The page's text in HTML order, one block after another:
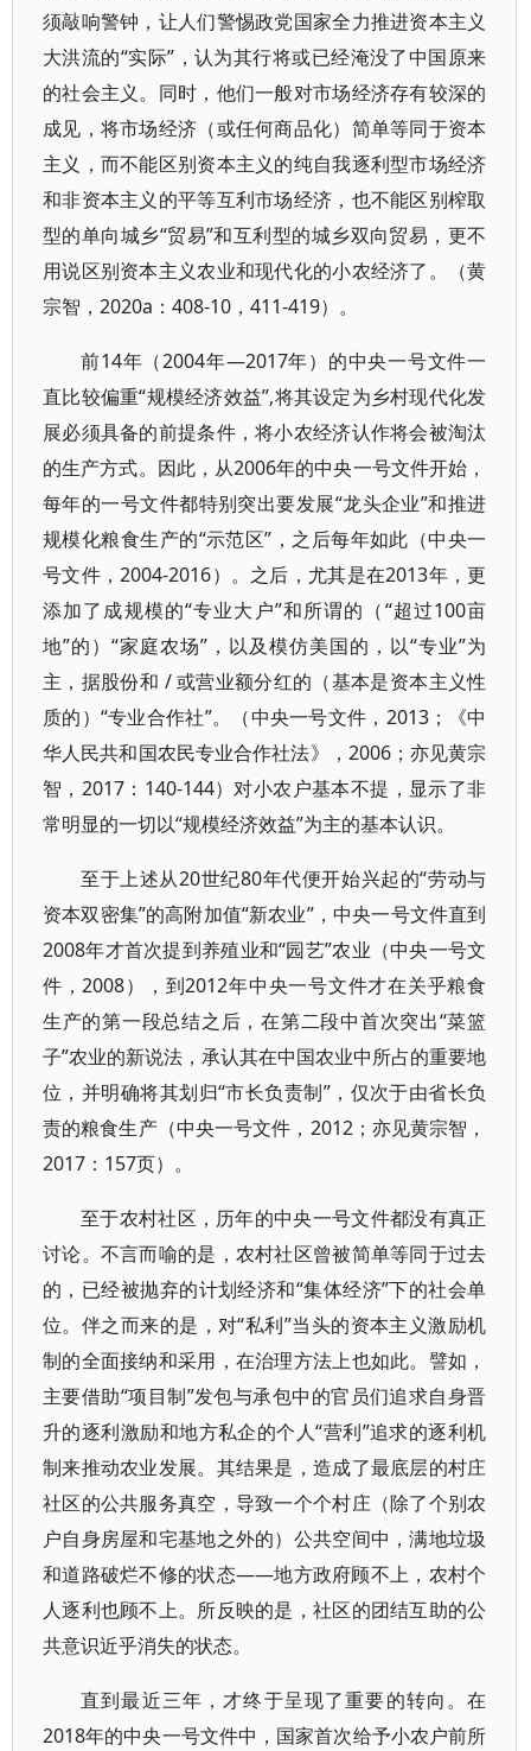
须敲响警钟，让人们警惕政党国家全力推进资本主义
大洪流的“实际”，认为其行将或已经淹没了中国原来
的社会主义。同时，他们一般对市场经济存有较深的
成见，将市场经济（或任何商品化）简单等同于资本
主义，而不能区别资本主义的纯自我逐利型市场经济
和非资本主义的平等互利市场经济，也不能区别榨取
型的单向城乡“贸易”和互利型的城乡双向贸易，更不
用说区别资本主义农业和现代化的小农经济了。（黄
宗智，2020a：408-10，411-419）。
前14年（2004年—2017年）的中央一号文件一
直比较偏重“规模经济效益”,将其设定为乡村现代化发
展必须具备的前提条件，将小农经济认作将会被淘汰
的生产方式。因此，从2006年的中央一号文件开始，
每年的一号文件都特别突出要发展“龙头企业”和推进
规模化粮食生产的“示范区”，之后每年如此（中央一
号文件，2004-2016）。之后，尤其是在2013年，更
添加了成规模的“专业大户”和所谓的（“超过100亩
地”的）“家庭农场”，以及模仿美国的，以“专业”为
主，据股份和 / 或营业额分红的（基本是资本主义性
质的）“专业合作社”。（中央一号文件，2013；《中
华人民共和国农民专业合作社法》，2006；亦见黄宗
智，2017：140-144）对小农户基本不提，显示了非
常明显的一切以“规模经济效益”为主的基本认识。
至于上述从20世纪80年代便开始兴起的“劳动与
资本双密集”的高附加值“新农业”，中央一号文件直到
2008年才首次提到养殖业和“园艺”农业（中央一号文
件，2008），到2012年中央一号文件才在关乎粮食
生产的第一段总结之后，在第二段中首次突出“菜篮
子”农业的新说法，承认其在中国农业中所占的重要地
位，并明确将其划归“市长负责制”，仅次于由省长负
责的粮食生产（中央一号文件，2012；亦见黄宗智，
2017：157页）。
至于农村社区，历年的中央一号文件都没有真正
讨论。不言而喻的是，农村社区曾被简单等同于过去
的，已经被抛弃的计划经济和“集体经济”下的社会单
位。伴之而来的是，对“私利”当头的资本主义激励机
制的全面接纳和采用，在治理方法上也如此。譬如，
主要借助“项目制”发包与承包中的官员们追求自身晋
升的逐利激励和地方私企的个人“营利”追求的逐利机
制来推动农业发展。其结果是，造成了最底层的村庄
社区的公共服务真空，导致一个个村庄（除了个别农
户自身房屋和宅基地之外的）公共空间中，满地垃圾
和道路破烂不修的状态——地方政府顾不上，农村个
人逐利也顾不上。所反映的是，社区的团结互助的公
共意识近乎消失的状态。
直到最近三年，才终于呈现了重要的转向。在
2018年的中央一号文件中，国家首次给予小农户前所